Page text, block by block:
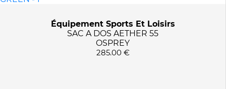
Équipement Sports Et Loisirs
SAC A DOS AETHER 55
OSPREY
285.00 €